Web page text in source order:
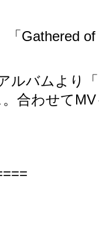
Gathered of
ルバムより
合わせて